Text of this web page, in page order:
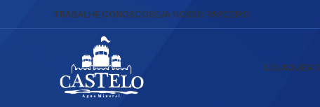
TRABALHE CONOSCOSEJA NOSSO PARCEIRO
LOJAQUEM